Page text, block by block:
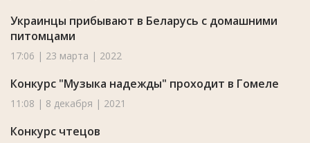
Украинцы прибывают в Беларусь с домашними
питомцами
17:06 | 23 марта | 2022
Конкурс "Музыка надежды" проходит в Гомеле
11:08 | 8 декабря | 2021
Конкурс чтецов